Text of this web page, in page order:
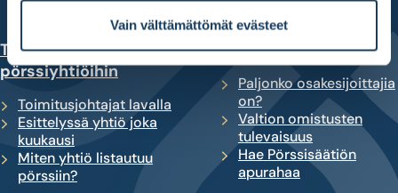
Vain välttämättömät evästeet
Tutustu
pörssiyhtiöihin
Toimitusjohtajat lavalla
Esittelyssä yhtiö joka
kuukausi
Miten yhtiö listautuu
pörssiin?
Perehdy tutkimuksiin
Paljonko osakesijoittajia
on?
Valtion omistusten
tulevaisuus
Hae Pörssisäätiön
apurahaa